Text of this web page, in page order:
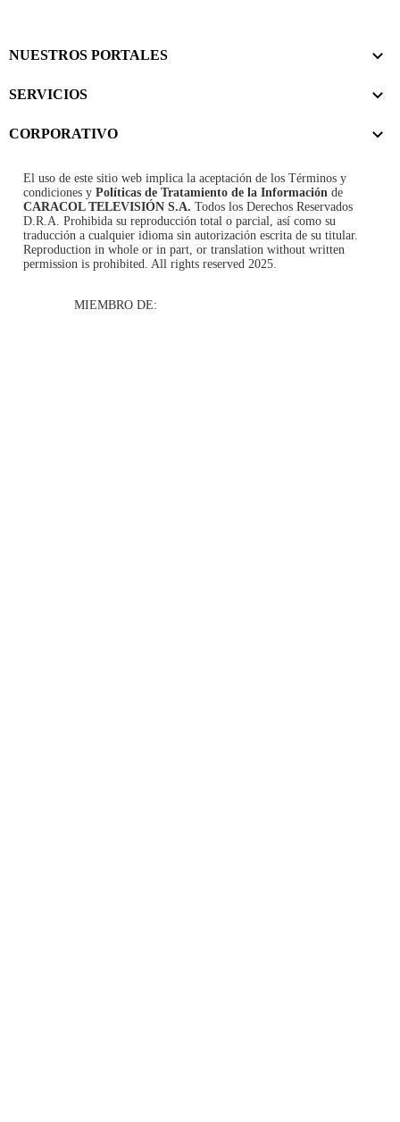
NUESTROS PORTALES
SERVICIOS
CORPORATIVO
El uso de este sitio web implica la aceptación de los Términos y
condiciones y Políticas de Tratamiento de la Información de
CARACOL TELEVISIÓN S.A. Todos los Derechos Reservados
D.R.A. Prohibida su reproducción total o parcial, así como su
traducción a cualquier idioma sin autorización escrita de su titular.
Reproduction in whole or in part, or translation without written
permission is prohibited. All rights reserved 2025.
MIEMBRO DE: